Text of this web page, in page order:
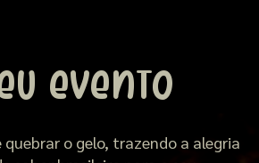
evento
o gelo, trazendo a alegria